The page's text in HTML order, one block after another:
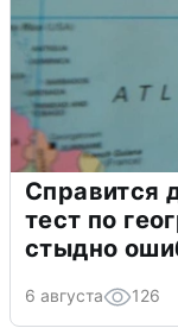
Справится
тест по
стыдно
6 августа 126